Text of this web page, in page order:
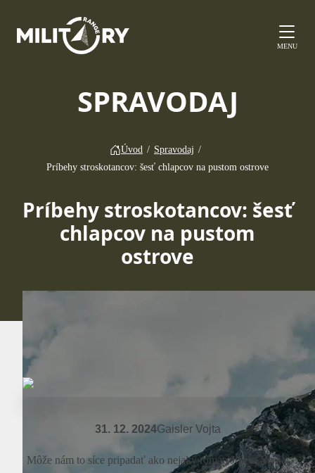
MENU
SPRAVODAJ
Úvod / Spravodaj /
Príbehy stroskotancov: šesť chlapcov na pustom ostrove
Príbehy stroskotancov: šesť
chlapcov na pustom
ostrove
31. 12. 2024Gaisler Vojta
Môže nám to síce pripadať ako nejaký román Julesa Verna,